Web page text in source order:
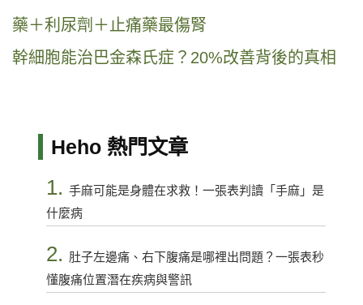
藥＋利尿劑＋止痛藥最傷腎
幹細胞能治巴金森氏症？20%改善背後的真相
Heho 熱門文章
1. 手麻可能是身體在求救！一張表判讀「手麻」是
什麼病
2. 肚子左邊痛、右下腹痛是哪裡出問題？一張表秒
懂腹痛位置潛在疾病與警訊